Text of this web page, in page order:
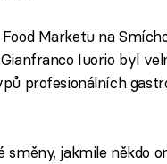
Marketu na
Iuorio byl
profesionálních
jakmile někdo